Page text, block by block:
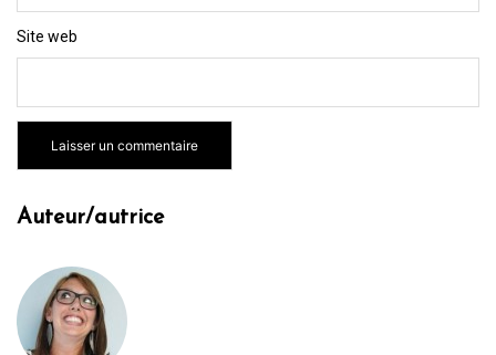
Site web
Auteur/autrice